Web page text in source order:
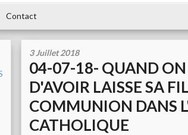
Contact
3 Juillet 2018
04-07-18- QUAND ON
D'AVOIR LAISSE SA
COMMUNION DANS
CATHOLIQUE